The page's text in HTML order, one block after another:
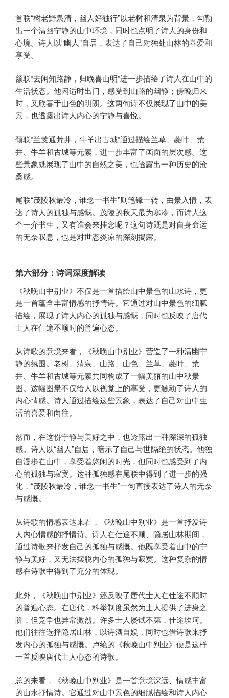
首联“树老野泉清，幽人好独行”以老树和清泉为背景，勾勒
出一个清幽宁静的山中环境，同时也点明了诗人的身份和
心境。诗人以“幽人”自居，表达了自己对独处山林的喜爱和
享受。
颔联“去闲知路静，归晚喜山明”进一步描绘了诗人在山中的
生活状态。他闲适时出门，感受到山路的幽静；傍晚归来
时，又欣喜于山色的明朗。这两句诗不仅展现了山中的美
景，也透露出诗人内心的宁静与喜悦。
颈联“兰芰通荒井，牛羊出古城”通过描绘兰草、菱叶、荒
井、牛羊和古城等元素，进一步丰富了画面的层次感。这
些景象既展现了山中的自然之美，也透露出一种历史的沧
桑感。
尾联“茂陵秋最冷，谁念一书生”则笔锋一转，由景入情，表
达了诗人的孤独与感慨。茂陵的秋天最为寒冷，而诗人这
个一介书生，又有谁会来挂念呢？这句诗既是对自身命运
的无奈叹息，也是对世态炎凉的深刻揭露。
第六部分：诗词深度解读
《秋晚山中别业》不仅是一首描绘山中景色的山水诗，更
是一首蕴含丰富情感的抒情诗。它通过对山中景色的细腻
描绘，展现了诗人内心的孤独与感慨，同时也反映了唐代
士人在仕途不顺时的普遍心态。
从诗歌的意境来看，《秋晚山中别业》营造了一种清幽宁
静的氛围。老树、清泉、山路、山色、兰草、菱叶、荒
井、牛羊和古城等元素共同构成了一幅美丽的山中秋景
图。这幅图景不仅给人以视觉上的享受，更触动了诗人的
内心情感。诗人通过描绘这些景象，表达了自己对山中生
活的喜爱和向往。
然而，在这份宁静与美好之中，也透露出一种深深的孤独
感。诗人以“幽人”自居，暗示了自己与世隔绝的状态。他独
自漫步在山中，享受着悠闲的时光，但同时也感受到了内
心的孤独与寂寞。这种孤独感在尾联中得到了进一步的强
化，“茂陵秋最冷，谁念一书生”一句直接表达了诗人的无奈
与感慨。
从诗歌的情感表达来看，《秋晚山中别业》是一首抒发诗
人内心情感的抒情诗。诗人在仕途不顺、隐居山林期间，
通过诗歌来抒发自己的孤独与感慨。他既享受着山中的宁
静与美好，又无法摆脱内心的孤独与寂寞。这种复杂的情
感在诗歌中得到了充分的体现。
此外，《秋晚山中别业》还反映了唐代士人在仕途不顺时
的普遍心态。在唐代，科举制度虽然为士人提供了进身之
阶，但竞争也异常激烈。许多士人屡试不第，仕途坎坷。
他们往往选择隐居山林，以诗酒自娱，同时也借诗歌来抒
发内心的孤独与感慨。卢纶的《秋晚山中别业》便是这样
一首反映唐代士人心态的诗歌。
总的来看，《秋晚山中别业》是一首意境深远、情感丰富
的山水抒情诗。它通过对山中景色的细腻描绘和诗人内心